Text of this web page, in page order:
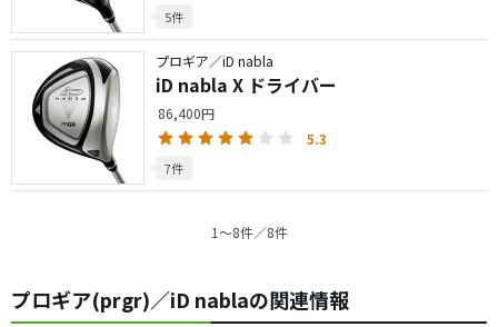
5件
プロギア／iD nabla
iD nabla X ドライバー
86,400円
5.3
7件
1〜8件／8件
プロギア(prgr)／iD nablaの関連情報